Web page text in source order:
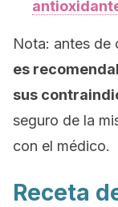
Nota: antes de
es
sus
seguro de la
con el médico.
Receta